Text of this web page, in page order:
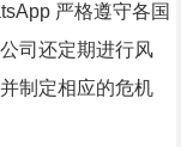
严格遵守各国
司还定期进行风
制定相应的危机